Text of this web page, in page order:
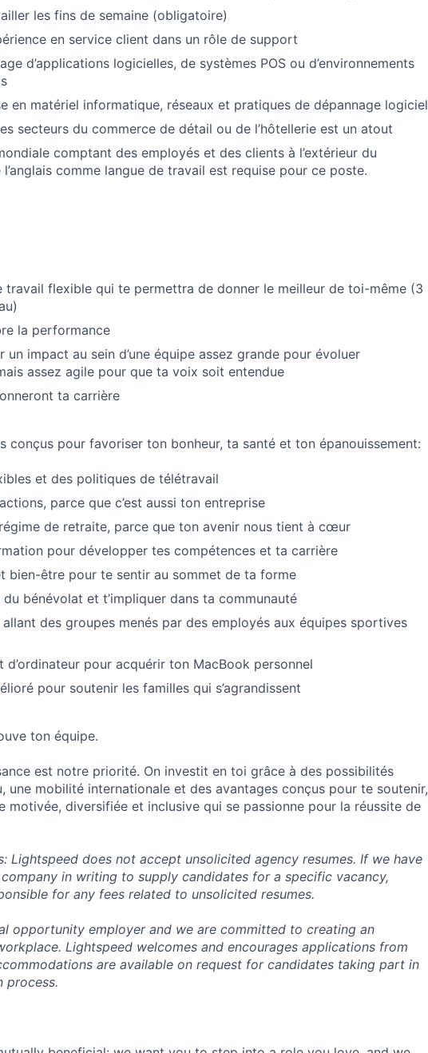
les fins de semaine (obligatoire)
en service client dans un rôle de support
d’applications logicielles, de systèmes POS ou d’environnements
en matériel informatique, réseaux et pratiques de dépannage logiciel
secteurs du commerce de détail ou de l’hôtellerie est un atout
comptant des employés et des clients à l’extérieur du
comme langue de travail est requise pour ce poste.
travail flexible qui te permettra de donner le meilleur de toi-même (3
la performance
un impact au sein d’une équipe assez grande pour évoluer
assez agile pour que ta voix soit entendue
ta carrière
conçus pour favoriser ton bonheur, ta santé et ton épanouissement:
et des politiques de télétravail
parce que c’est aussi ton entreprise
de retraite, parce que ton avenir nous tient à cœur
pour développer tes compétences et ta carrière
bien-être pour te sentir au sommet de ta forme
bénévolat et t’impliquer dans ta communauté
allant des groupes menés par des employés aux équipes sportives
d’ordinateur pour acquérir ton MacBook personnel
pour soutenir les familles qui s’agrandissent
ton équipe.
est notre priorité. On investit en toi grâce à des possibilités
une mobilité internationale et des avantages conçus pour te soutenir,
motivée, diversifiée et inclusive qui se passionne pour la réussite de
Lightspeed does not accept unsolicited agency resumes. If we have
in writing to supply candidates for a specific vacancy,
for any fees related to unsolicited resumes.
opportunity employer and we are committed to creating an
Lightspeed welcomes and encourages applications from
are available on request for candidates taking part in
process.